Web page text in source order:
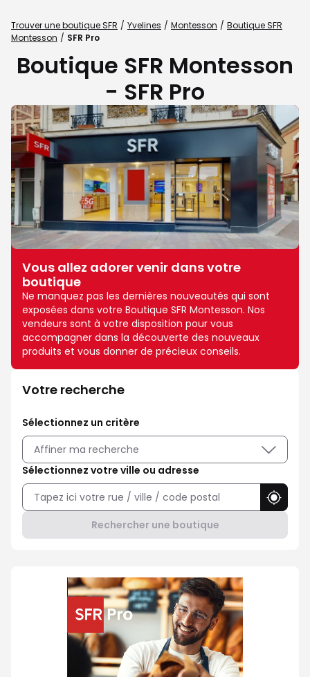
Trouver une boutique SFR Yvelines Montesson
Boutique SFR
Montesson
SFR Pro
Boutique SFR Montesson
- SFR Pro
Vous allez adorer venir dans votre
boutique
Ne manquez pas les dernières nouveautés qui sont
exposées dans votre Boutique SFR Montesson. Nos
vendeurs sont à votre disposition pour vous
accompagner dans la découverte des nouveaux
produits et vous donner de précieux conseils.
Votre recherche
Sélectionnez un critère
Affiner ma recherche
Sélectionnez votre ville ou adresse
Rechercher une boutique
Professionnel ? Choisissez